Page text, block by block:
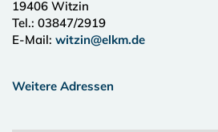
19406 Witzin
Tel.: 03847/2919
E-Mail: witzin@elkm.de
Weitere Adressen